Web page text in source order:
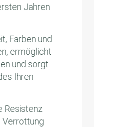
Jahren
Farben und
ermöglicht
und sorgt
Ihren
Resistenz
Verrottung